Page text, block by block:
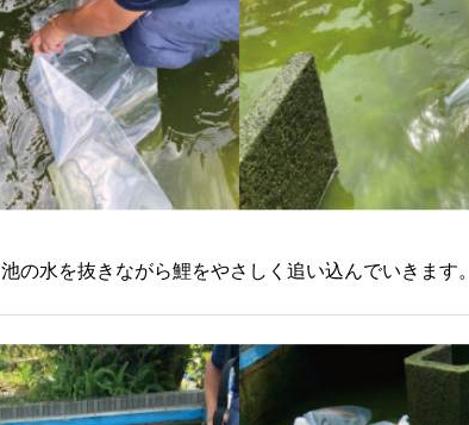
池の水を抜きながら鯉をやさしく追い込んでいきます。